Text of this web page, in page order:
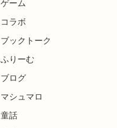
ゲーム
コラボ
ブックトーク
ふりーむ
ブログ
マシュマロ
童話